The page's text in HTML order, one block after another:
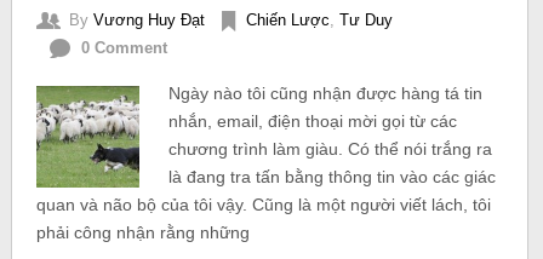
By Vương Huy Đạt Chiến Lược Tư Duy
0 Comment
Ngày nào tôi cũng nhận được hàng tá tin
nhắn, email, điện thoại mời gọi từ các
chương trình làm giàu. Có thể nói trắng ra
là đang tra tấn bằng thông tin vào các giác
quan và não bộ của tôi vậy. Cũng là một người viết lách, tôi
phải công nhận rằng những